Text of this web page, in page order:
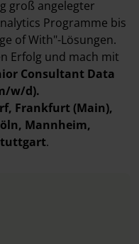
groß angelegter
Programme bis
of With"-Lösungen.
Erfolg und mach mit
Consultant Data
w/d).
, Frankfurt (Main),
, Mannheim,
.